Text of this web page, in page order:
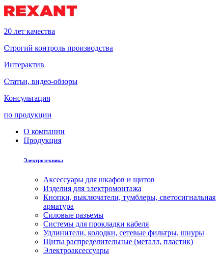
20 лет качества
Строгий контроль производства
Интерактив
Статьи, видео-обзоры
Консультация
по продукции
О компании
Продукция
Электротехника
Аксессуары для шкафов и щитов
Изделия для электромонтажа
Кнопки, выключатели, тумблеры, светосигнальная
арматура
Силовые разъемы
Системы для прокладки кабеля
Удлинители, колодки, сетевые фильтры, шнуры
Щиты распределительные (металл, пластик)
Электроаксессуары